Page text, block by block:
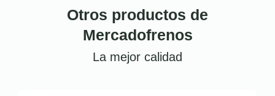
Otros productos de
Mercadofrenos
La mejor calidad